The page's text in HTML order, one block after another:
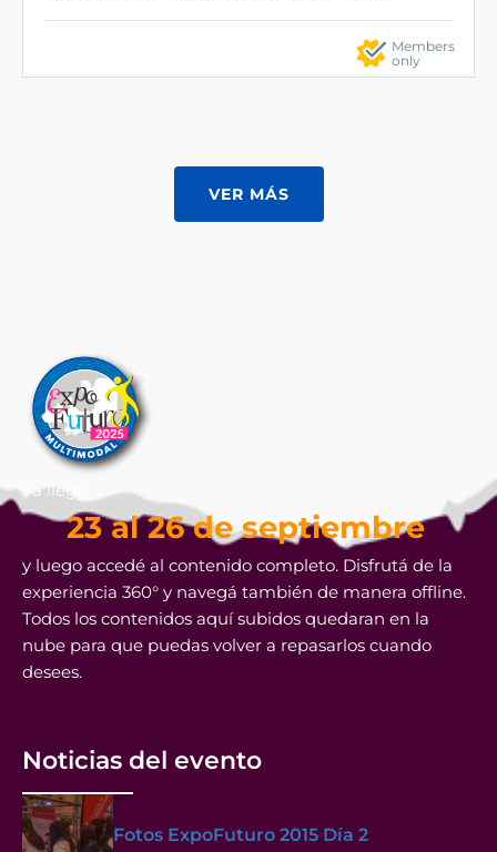
Members
only
VER MÁS
Ya llega
23 al 26 de septiembre
y luego accedé al contenido completo. Disfrutá de la
experiencia 360° y navegá también de manera offline.
Todos los contenidos aquí subidos quedaran en la
nube para que puedas volver a repasarlos cuando
desees.
Noticias del evento
Fotos ExpoFuturo 2015 Día 2